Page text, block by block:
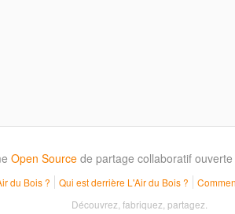
Open Source de partage collaboratif
du Bois ? Qui est derrière L'Air du Bois ?
Découvrez, fabriquez, partagez.